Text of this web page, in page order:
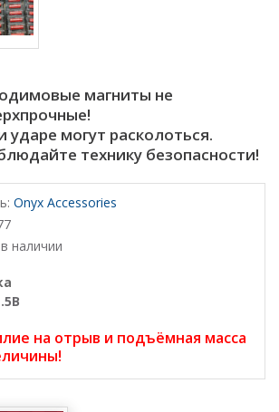
магниты не
ударе могут расколоться.
технику безопасности!
Onyx Accessories
наличии
на отрыв и подъёмная масса